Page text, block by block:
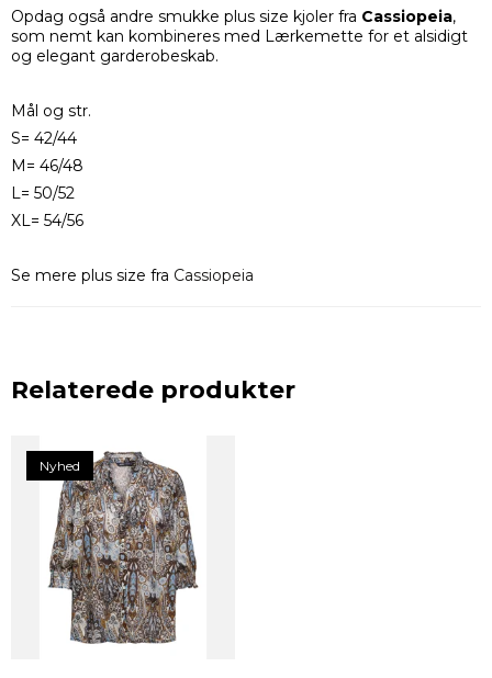
Opdag også andre smukke plus size kjoler fra Cassiopeia,
som nemt kan kombineres med Lærkemette for et alsidigt
og elegant garderobeskab.
Mål og str.
S= 42/44
M= 46/48
L= 50/52
XL= 54/56
Se mere plus size fra Cassiopeia
Relaterede produkter
Nyhed